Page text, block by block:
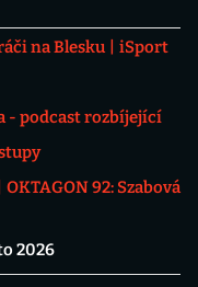
na Blesku
iSport
- podcast rozbíjející
OKTAGON 92: Szabová
2026